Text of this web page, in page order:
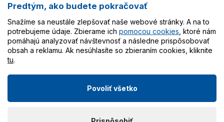
Najobľúbenejšie kategórie
Služby
Všetko o nákupe
© 2023-2026 Obalcentrum.cz. Všetky práva vyhradené.
Predtým, ako budete pokračovať
Snažíme sa neustále zlepšovať naše webové stránky. A na to
potrebujeme údaje. Zbierame ich pomocou cookies , ktoré nám
pomáhajú analyzovať návštevnosť a následne prispôsobovať
obsah a reklamu. Ak nesúhlasíte so zbieraním cookies, kliknite
tu.
Povoliť všetko